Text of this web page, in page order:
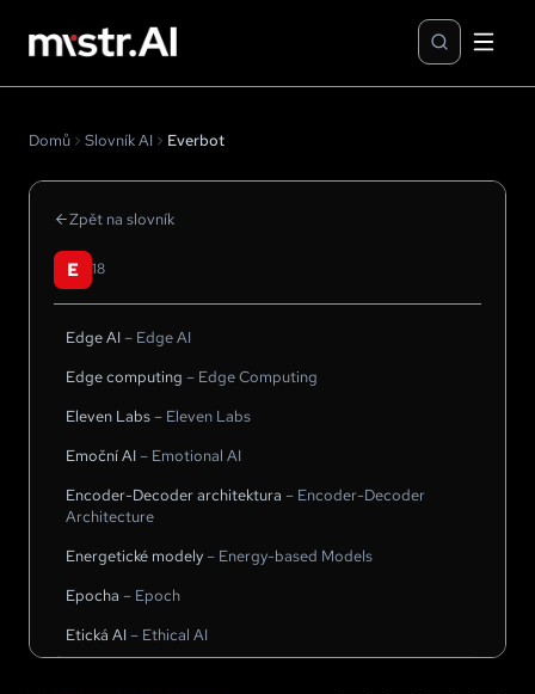
Domů Slovník AI Everbot
Zpět na slovník
E 18
Edge AI– Edge AI
Edge computing – Edge Computing
Eleven Labs– Eleven Labs
Emoční AI– Emotional AI
Encoder-Decoder architektura – Encoder-Decoder
Architecture
Energetické modely– Energy-based Models
Epocha – Epoch
Etická AI– Ethical AI